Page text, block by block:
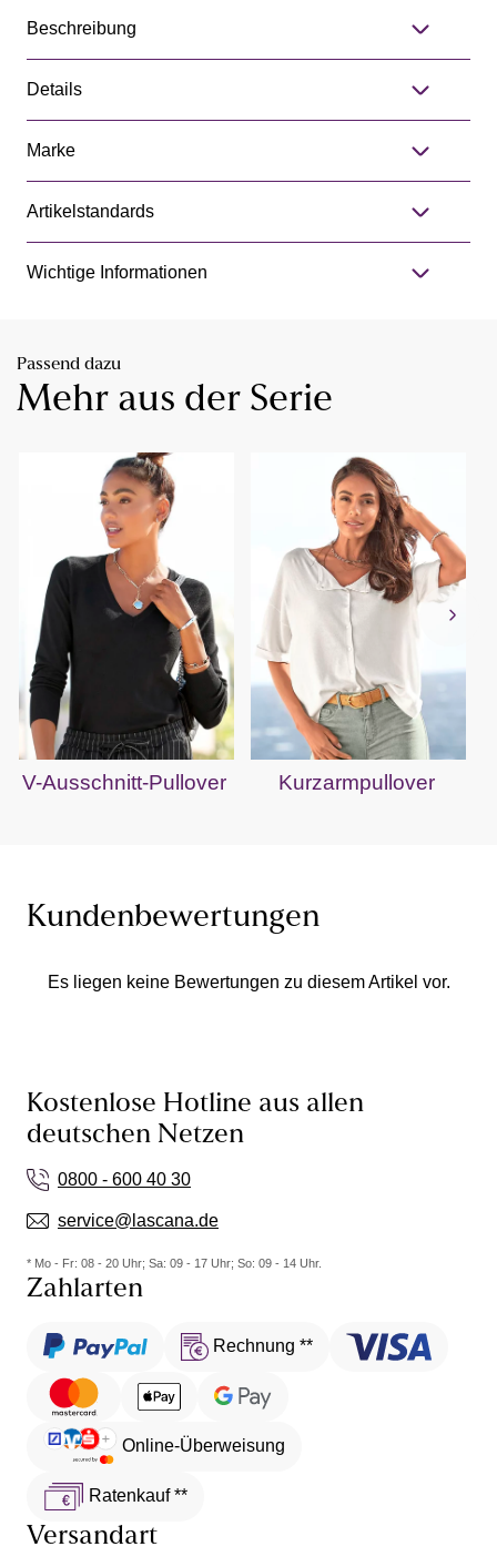
Beschreibung
Details
Marke
Artikelstandards
Wichtige Informationen
Passend dazu
Mehr aus der Serie
V-Ausschnitt-Pullover Kurzarmpullover
Kundenbewertungen
Es liegen keine Bewertungen zu diesem Artikel vor.
Kostenlose Hotline aus allen
deutschen Netzen
0800 - 600 40 30
service@lascana.de
* Mo - Fr: 08 - 20 Uhr; Sa: 09 - 17 Uhr; So: 09 - 14 Uhr.
Zahlarten
Rechnung **
Online-Überweisung
Ratenkauf **
Versandart